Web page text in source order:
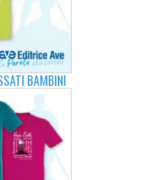
BAMBINI